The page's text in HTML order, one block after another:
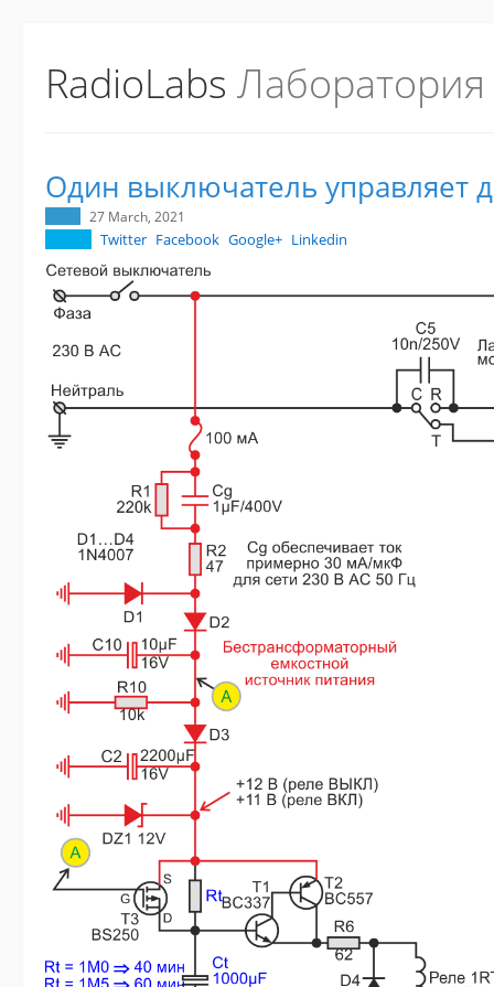
RadioLabs
Один выключатель управляет
27 March, 2021
Twitter Facebook Google+ Linkedin